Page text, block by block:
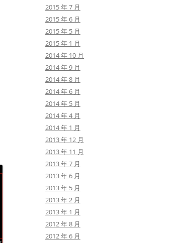
2015 年 7 月
2015 年 6 月
2015 年 5 月
2015 年 1 月
2014 年 10 月
2014 年 9 月
2014 年 8 月
2014 年 6 月
2014 年 5 月
2014 年 4 月
2014 年 1 月
2013 年 12 月
2013 年 11 月
2013 年 7 月
2013 年 6 月
2013 年 5 月
2013 年 2 月
2013 年 1 月
2012 年 8 月
2012 年 6 月